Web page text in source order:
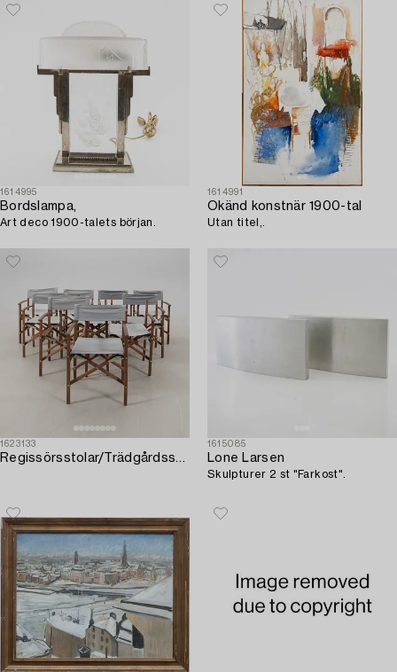
1614995
Bordslampa,
Art deco 1900-talets början.
1614991
Okänd konstnär 1900-tal
Utan titel,.
1623133
Regissörsstolar/Trädgårdsstolar 10 st "Siarö" Ikea sent 1900-tal/2000-tal.
1615085
Lone Larsen
Skulpturer 2 st "Farkost".